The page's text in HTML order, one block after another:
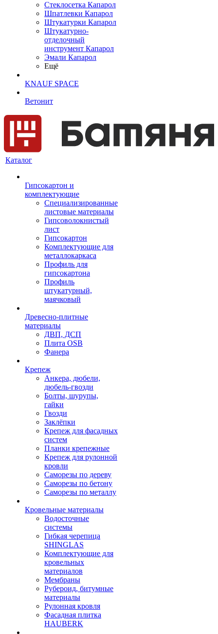
Cтеклосетка Капарол
Шпатлевки Капарол
Штукатурки Капарол
Штукатурно-
отделочный
инструмент Капарол
Эмали Капарол
Ещё
KNAUF SPACE
Ветонит
Каталог
Гипсокартон и
комплектующие
Специализированные
листовые материалы
Гипсоволокнистый
лист
Гипсокартон
Комплектующие для
металлокаркаса
Профиль для
гипсокартона
Профиль
штукатурный,
маячковый
Древесно-плитные
материалы
ДВП, ДСП
Плита OSB
Фанера
Крепеж
Анкера, дюбели,
дюбель-гвозди
Болты, шурупы,
гайки
Гвозди
Заклёпки
Крепеж для фасадных
систем
Планки крепежные
Крепеж для рулонной
кровли
Саморезы по дереву
Саморезы по бетону
Саморезы по металлу
Кровельные материалы
Водосточные
системы
Гибкая черепица
SHINGLAS
Комплектующие для
кровельных
материалов
Мембраны
Рубероид, битумные
материалы
Рулонная кровля
Фасадная плитка
HAUBERK